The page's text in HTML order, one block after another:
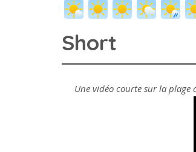
Short
Une vidéo courte sur la